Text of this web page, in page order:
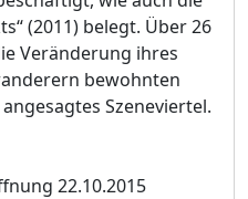
(2011) belegt. Über 26
Veränderung ihres
bewohnten
Szeneviertel.
22.10.2015